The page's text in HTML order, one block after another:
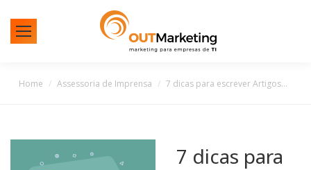
You are here:
Home Assessoria de Imprensa 7 dicas para escrever Artigos…
7 dicas para